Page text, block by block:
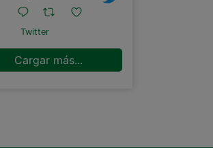
Twitter
Cargar más...